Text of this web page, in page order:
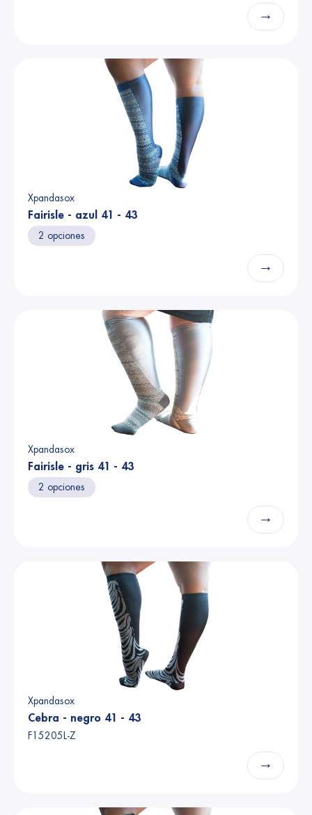
→
Xpandasox
Fairisle - azul 41 - 43
2 opciones
→
Xpandasox
Fairisle - gris 41 - 43
2 opciones
→
Xpandasox
Cebra - negro 41 - 43
F15205L-Z
→